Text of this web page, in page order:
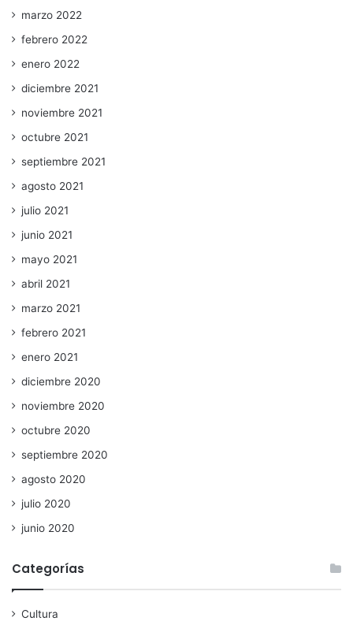
marzo 2022
febrero 2022
enero 2022
diciembre 2021
noviembre 2021
octubre 2021
septiembre 2021
agosto 2021
julio 2021
junio 2021
mayo 2021
abril 2021
marzo 2021
febrero 2021
enero 2021
diciembre 2020
noviembre 2020
octubre 2020
septiembre 2020
agosto 2020
julio 2020
junio 2020
Categorías
Cultura